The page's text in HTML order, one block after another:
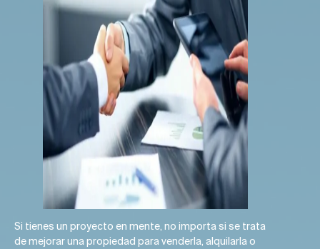
Si tienes un proyecto en mente, no importa si se trata
de mejorar una propiedad para venderla, alquilarla o